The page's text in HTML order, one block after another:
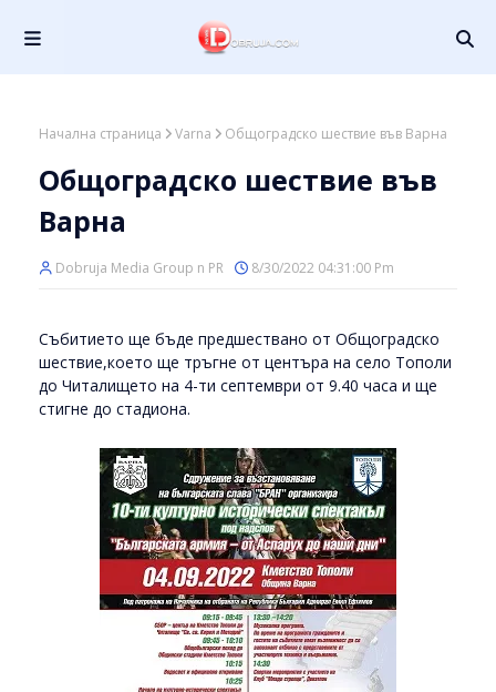
Начална страница Varna Общоградско шествие във Варна
Общоградско шествие във
Варна
Dobruja Media Group n PR 8/30/2022 04:31:00 Pm
Събитието ще бъде предшествано от Общоградско
шествие,което ще тръгне от центъра на село Тополи
до Читалището на 4-ти септември от 9.40 часа и ще
стигне до стадиона.